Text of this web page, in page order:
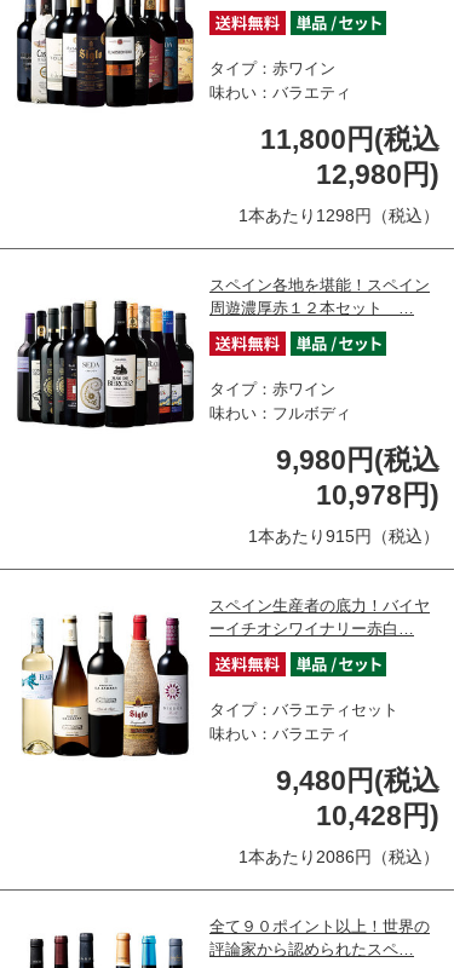
タイプ：赤ワイン
味わい：バラエティ
11,800円(税込
12,980円)
1本あたり1298円（税込）
スペイン各地を堪能！スペイン
周遊濃厚赤１２本セット …
タイプ：赤ワイン
味わい：フルボディ
9,980円(税込
10,978円)
1本あたり915円（税込）
スペイン生産者の底力！バイヤ
ーイチオシワイナリー赤白…
タイプ：バラエティセット
味わい：バラエティ
9,480円(税込
10,428円)
1本あたり2086円（税込）
全て９０ポイント以上！世界の
評論家から認められたスペ…